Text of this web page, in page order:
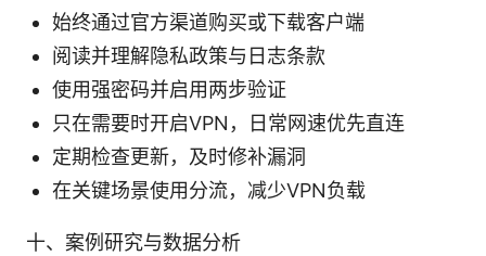
始终通过官方渠道购买或下载客户端
阅读并理解隐私政策与日志条款
使用强密码并启用两步验证
只在需要时开启VPN，日常网速优先直连
定期检查更新，及时修补漏洞
在关键场景使用分流，减少VPN负载
十、案例研究与数据分析